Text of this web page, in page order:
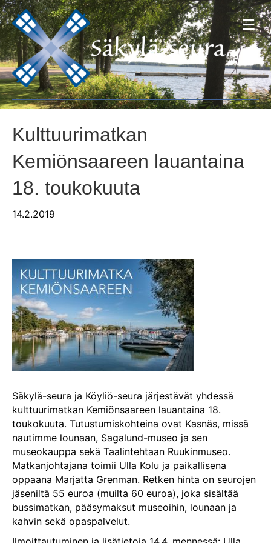
V
a
l
k
k
o
Kulttuurimatkan
Kemiönsaareen lauantaina
18. toukokuuta
14.2.2019
Säkylä-seura ja Köyliö-seura järjestävät yhdessä
kulttuurimatkan Kemiönsaareen lauantaina 18.
toukokuuta. Tutustumiskohteina ovat Kasnäs, missä
nautimme lounaan, Sagalund-museo ja sen
museokauppa sekä Taalintehtaan Ruukinmuseo.
Matkanjohtajana toimii Ulla Kolu ja paikallisena
oppaana Marjatta Grenman. Retken hinta on seurojen
jäseniltä 55 euroa (muilta 60 euroa), joka sisältää
bussimatkan, pääsymaksut museoihin, lounaan ja
kahvin sekä opaspalvelut.